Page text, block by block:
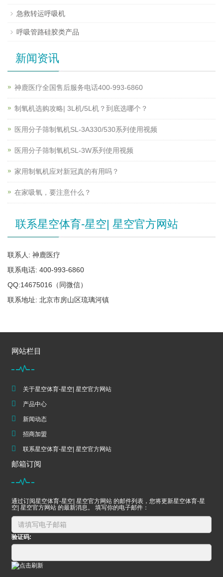
急救转运呼吸机
呼吸管路硅胶类产品
新闻资讯
神鹿医疗全国售后服务电话400-993-6860
制氧机选购攻略| 3L机/5L机？到底选哪个？
医用分子筛制氧机SL-3A330/530系列使用视频
医用分子筛制氧机SL-3W系列使用视频
家用制氧机应对新冠真的有用吗？
在家吸氧，要注意什么？
联系星空体育-星空| 星空官方网站
联系人: 神鹿医疗
联系电话: 400-993-6860
QQ:14675016（同微信）
联系地址: 北京市房山区琉璃河镇
网站栏目
关于星空体育-星空| 星空官方网站
产品中心
新闻动态
招商加盟
联系星空体育-星空| 星空官方网站
邮箱订阅
通过订阅星空体育-星空| 星空官方网站 的邮件列表，您将更新星空体育-星
空| 星空官方网站 的最新消息。 填写你的电子邮件：
验证码: